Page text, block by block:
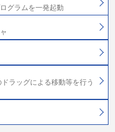
グラムを一発起動
ラッグによる移動等を行う